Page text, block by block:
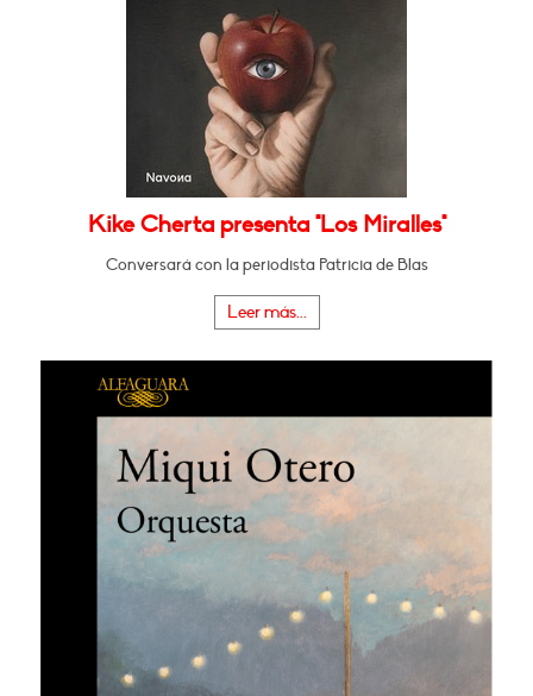
Kike Cherta presenta "Los Miralles"
Conversará con la periodista Patricia de Blas
Leer más...